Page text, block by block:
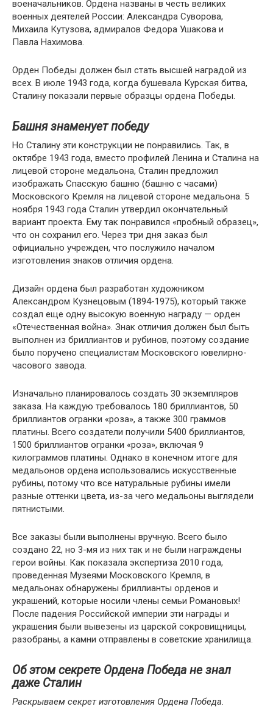
военачальников. Ордена названы в честь великих
военных деятелей России: Александра Суворова,
Михаила Кутузова, адмиралов Федора Ушакова и
Павла Нахимова.
Орден Победы должен был стать высшей наградой из
всех. В июле 1943 года, когда бушевала Курская битва,
Сталину показали первые образцы ордена Победы.
Башня знаменует победу
Но Сталину эти конструкции не понравились. Так, в
октябре 1943 года, вместо профилей Ленина и Сталина на
лицевой стороне медальона, Сталин предложил
изображать Спасскую башню (башню с часами)
Московского Кремля на лицевой стороне медальона. 5
ноября 1943 года Сталин утвердил окончательный
вариант проекта. Ему так понравился «пробный образец»,
что он сохранил его. Через три дня заказ был
официально учрежден, что послужило началом
изготовления знаков отличия ордена.
Дизайн ордена был разработан художником
Александром Кузнецовым (1894-1975), который также
создал еще одну высокую военную награду — орден
«Отечественная война». Знак отличия должен был быть
выполнен из бриллиантов и рубинов, поэтому создание
было поручено специалистам Московского ювелирно-
часового завода.
Изначально планировалось создать 30 экземпляров
заказа. На каждую требовалось 180 бриллиантов, 50
бриллиантов огранки «роза», а также 300 граммов
платины. Всего создатели получили 5400 бриллиантов,
1500 бриллиантов огранки «роза», включая 9
килограммов платины. Однако в конечном итоге для
медальонов ордена использовались искусственные
рубины, потому что все натуральные рубины имели
разные оттенки цвета, из-за чего медальоны выглядели
пятнистыми.
Все заказы были выполнены вручную. Всего было
создано 22, но 3-мя из них так и не были награждены
герои войны. Как показала экспертиза 2010 года,
проведенная Музеями Московского Кремля, в
медальонах обнаружены бриллианты орденов и
украшений, которые носили члены семьи Романовых!
После падения Российской империи эти награды и
украшения были вывезены из царской сокровищницы,
разобраны, а камни отправлены в советские хранилища.
Об этом секрете Ордена Победа не знал
даже Сталин
Раскрываем секрет изготовления Ордена Победа.